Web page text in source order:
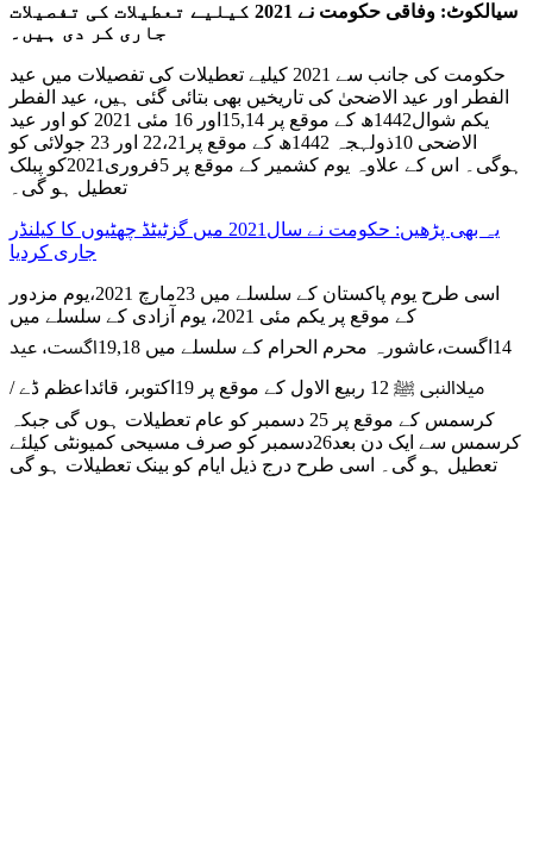
سیالکوٹ: وفاقی حکومت نے 2021 کیلیے تعطیلات کی تفصیلات
جاری کر دی ہیں۔
حکومت کی جانب سے 2021 کیلیے تعطیلات کی تفصیلات میں عید
الفطر اور عید الاضحیٰ کی تاریخیں بھی بتائی گئی ہیں، عید الفطر
یکم شوال1442ھ کے موقع پر 15,14اور 16 مئی 2021 کو اور عید
الاضحی 10ذولہجہ 1442ھ کے موقع پر22،21 اور 23 جولائی کو
ہوگی۔ اس کے علاوہ یوم کشمیر کے موقع پر 5فروری2021کو پبلک
تعطیل ہو گی۔
یہ بھی پڑھیں: حکومت نے سال2021 میں گزٹیٹڈ چھٹیوں کا کیلنڈر
جاری کردیا
اسی طرح یوم پاکستان کے سلسلے میں 23مارچ 2021،یوم مزدور
کے موقع پر یکم مئی 2021، یوم آزادی کے سلسلے میں
14اگست،عاشورہ محرم الحرام کے سلسلے میں 19,18اگست، عید
میلاالنبی ﷺ 12 ربیع الاول کے موقع پر 19اکتوبر، قائداعظم ڈے /
کرسمس کے موقع پر 25 دسمبر کو عام تعطیلات ہوں گی جبکہ
کرسمس سے ایک دن بعد26دسمبر کو صرف مسیحی کمیونٹی کیلئے
تعطیل ہو گی۔ اسی طرح درج ذیل ایام کو بینک تعطیلات ہو گی